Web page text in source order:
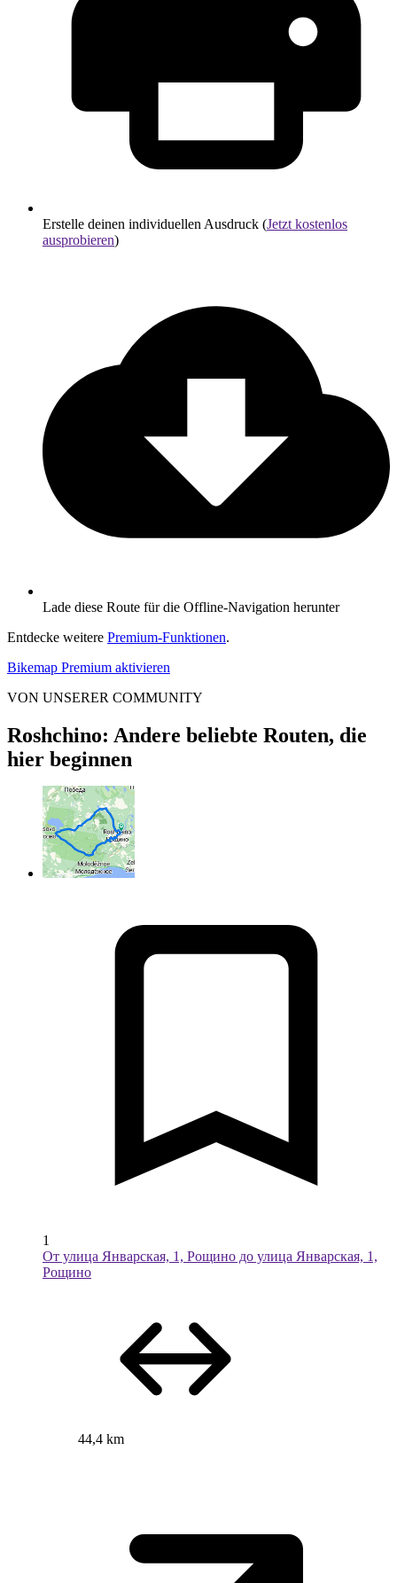
Erstelle deinen individuellen Ausdruck (Jetzt kostenlos
ausprobieren)
Lade diese Route für die Offline-Navigation herunter
Entdecke weitere Premium-Funktionen.
Bikemap Premium aktivieren
VON UNSERER COMMUNITY
Roshchino: Andere beliebte Routen, die
hier beginnen
1
От улица Январская, 1, Рощино до улица Январская, 1,
Рощино
44,4 km